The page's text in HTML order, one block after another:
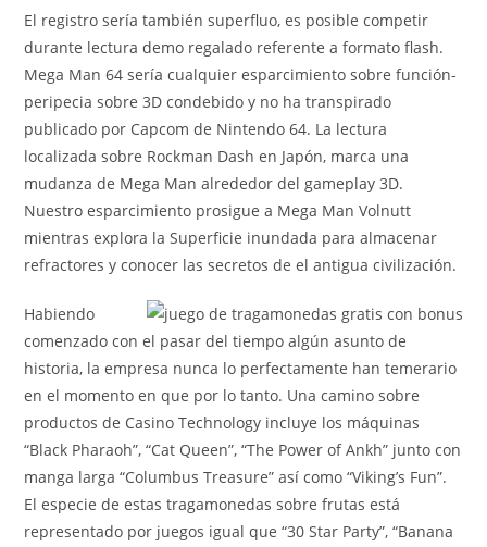
El registro serí­a también superfluo, es posible competir
durante lectura demo regalado referente a formato flash.
Mega Man 64 serí­a cualquier esparcimiento sobre función-
peripecia sobre 3D condebido y no ha transpirado
publicado por Capcom de Nintendo 64. La lectura
localizada sobre Rockman Dash en Japón, marca una
mudanza de Mega Man alrededor del gameplay 3D.
Nuestro esparcimiento prosigue a Mega Man Volnutt
mientras explora la Superficie inundada para almacenar
refractores y conocer las secretos de el antigua civilización.
Habiendo
comenzado con el pasar del tiempo algún asunto de
historia, la empresa nunca lo perfectamente han temerario
en el momento en que por lo tanto. Una camino sobre
productos de Casino Technology incluye los máquinas
“Black Pharaoh”, “Cat Queen”, “The Power of Ankh” junto con
manga larga “Columbus Treasure” así­ como “Viking’s Fun”.
El especie de estas tragamonedas sobre frutas está
representado por juegos igual que “30 Star Party”, “Banana